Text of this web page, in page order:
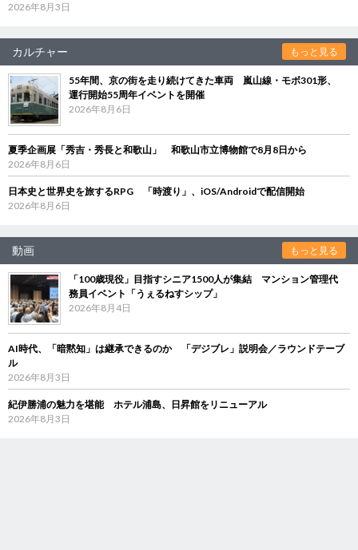
2026年8月3日
カルチャー もっと見る
55年間、京の街を走り続けてきた車両 嵐山線・モボ301形、
運行開始55周年イベントを開催
2026年8月6日
夏季企画展「秀吉・秀長と和歌山」 和歌山市立博物館で8月8日から
2026年8月6日
日本史と世界史を旅するRPG 「時渡り」、iOS/Androidで配信開始
2026年8月6日
動画 もっと見る
「100歳現役」目指すシニア1500人が集結 マンション管理代
務員イベント「うぇるねすシップ」
2026年8月4日
AI時代、「暗黙知」は継承できるのか 「デジブレ」説明会／ラウンドテーブ
ル
2026年8月3日
紀伊勝浦の魅力を堪能 ホテル浦島、日昇館をリニューアル
2026年8月3日